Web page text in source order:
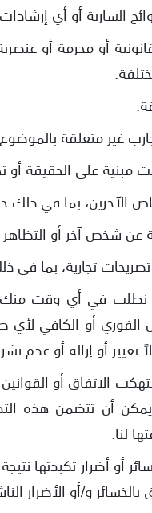
السارية أو أي
أو مجرمة أو
غير متعلقة
على الحقيقة أو
الآخرين، بما في ذلك
عن شخص آخر أو
تجارية، بما في
في أي وقت منك
الفوري أو الكافي
تغيير أو إزالة أو عدم
الاتفاق أو
أن تتضمن هذه
لنا.
أو أضرار تكبدتها
بالخسائر و/أو